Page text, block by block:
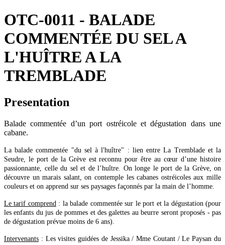
OTC-0011 - BALADE
COMMENTÉE DU SEL A
L'HUÎTRE A LA
TREMBLADE
Presentation
Balade commentée d’un port ostréicole et dégustation dans une
cabane.
La balade commentée "du sel à l'huître" : lien entre La Tremblade et la
Seudre, le port de la Grève est reconnu pour être au cœur d’une histoire
passionnante, celle du sel et de l’huître. On longe le port de la Grève, on
découvre un marais salant, on contemple les cabanes ostréicoles aux mille
couleurs et on apprend sur ses paysages façonnés par la main de l’homme.
Le tarif comprend: la balade commentée sur le port et la dégustation (pour
les enfants du jus de pommes et des galettes au beurre seront proposés - pas
de dégustation prévue moins de 6 ans).
Intervenants : Les visites guidées de Jessika / Mme Coutant / Le Paysan du